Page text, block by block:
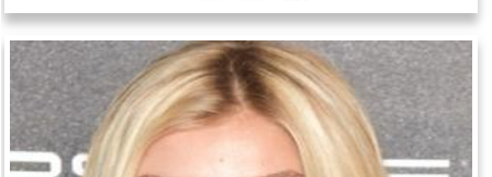
trong số 17 người bị một tay súng bắn tại một cuộc họp bên
ngoài một cửa hàng tạp hóa. Sáu người bị thương, trong đó có
Thẩm phán John Roll của Tòa án Quận Hoa Kỳ, và một cô gái
trẻ. Cảnh sát xác định tay súng là Jared Lee Loughner.